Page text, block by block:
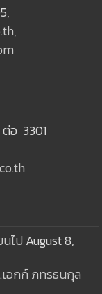
,
อ 3301
ไป August 8,
เอกก์ ภทรธนกุล